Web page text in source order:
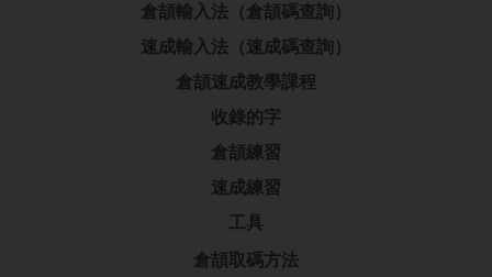
倉頡輸入法（倉頡碼查詢）
速成輸入法（速成碼查詢）
倉頡速成教學課程
收錄的字
倉頡練習
速成練習
工具
倉頡取碼方法